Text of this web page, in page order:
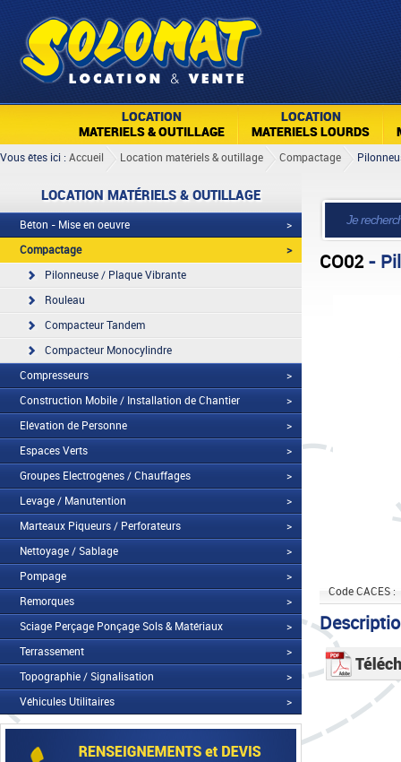
LOCATION
MATERIELS & OUTILLAGE
LOCATION
MATERIELS LOURDS
Vous êtes ici : Accueil Location matériels & outillage Compactage
LOCATION MATÉRIELS & OUTILLAGE
Béton - Mise en oeuvre
>
Compactage
>
Pilonneuse / Plaque Vibrante
Rouleau
Compacteur Tandem
Compacteur Monocylindre
Compresseurs
>
Construction Mobile / Installation de Chantier
>
Elévation de Personne
>
Espaces Verts
>
Groupes Electrogènes / Chauffages
>
Levage / Manutention
>
Marteaux Piqueurs / Perforateurs
>
Nettoyage / Sablage
>
Pompage
>
Remorques
>
Sciage Perçage Ponçage Sols & Matériaux
>
Terrassement
>
Topographie / Signalisation
>
Véhicules Utilitaires
>
CO02-
Code CACES :